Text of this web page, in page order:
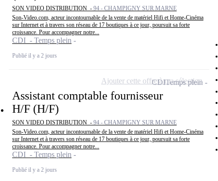
SON VIDEO DISTRIBUTION - 94 - CHAMPIGNY SUR MARNE
Son-Video.com, acteur incontournable de la vente de matériel Hifi et Home-Cinéma
sur Internet et à travers son réseau de 17 boutiques à ce jour, poursuit sa forte
croissance. Pour accompagner notre...
CDI - Temps plein
Publié il y a 2 jours
Assistant comptable fournisseur
H/F (H/F)
SON VIDEO DISTRIBUTION - 94 - CHAMPIGNY SUR MARNE
Son-Video.com, acteur incontournable de la vente de matériel Hifi et Home-Cinéma
sur Internet et à travers son réseau de 17 boutiques à ce jour, poursuit sa forte
croissance. Pour accompagner notre...
CDI - Temps plein
Publié il y a 2 jours
CDITemps plein
Ajouter cette offre à ma sélection